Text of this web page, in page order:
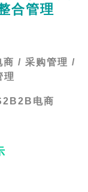
合管理
/ 采购管理 /
理
电商